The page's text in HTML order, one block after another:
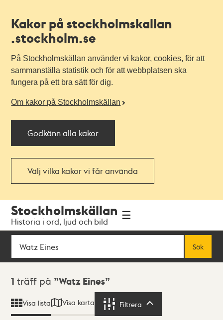
Kakor på stockholmskallan
.stockholm.se
På Stockholmskällan använder vi kakor, cookies, för att
sammanställa statistik och för att webbplatsen ska
fungera på ett bra sätt för dig.
Om kakor på Stockholmskällan
Godkänn alla kakor
Välj vilka kakor vi får använda
navigationen
huvudinnehållet
Stockholmskällan
Historia i ord, ljud och bild
Sök
Sök
Sökresultat
1 träff på Watz Eines
Visa lista Visa karta Filtrera